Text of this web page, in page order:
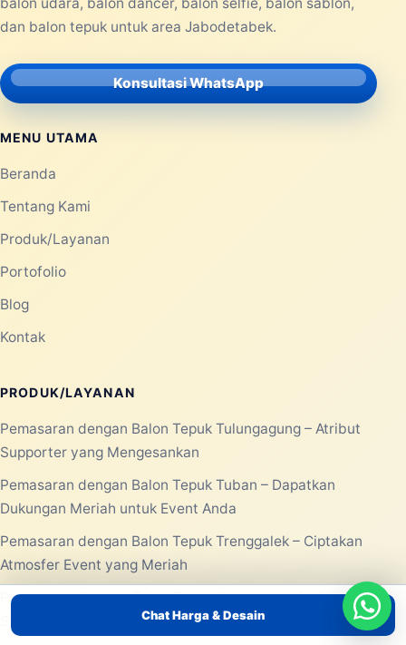
Chat Harga & Desain
dan balon tepuk untuk area Jabodetabek.
Konsultasi WhatsApp
MENU UTAMA
Beranda
Tentang Kami
Produk/Layanan
Portofolio
Blog
Kontak
PRODUK/LAYANAN
Pemasaran dengan Balon Tepuk Tulungagung – Atribut
Supporter yang Mengesankan
Pemasaran dengan Balon Tepuk Tuban – Dapatkan
Dukungan Meriah untuk Event Anda
Pemasaran dengan Balon Tepuk Trenggalek – Ciptakan
Atmosfer Event yang Meriah
Pemasaran Dengan Balon Tepuk Surabaya – Atribut
Supporter yang Menarik